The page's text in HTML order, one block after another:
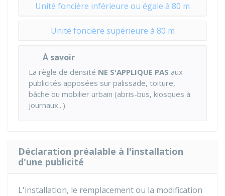
Unité foncière inférieure ou égale à 80 m
Unité foncière supérieure à 80 m
À savoir
La règle de densité NE S'APPLIQUE PAS aux
publicités apposées sur palissade, toiture,
bâche ou mobilier urbain (abris-bus, kiosques à
journaux...).
Déclaration préalable à l'installation
d'une publicité
L'installation, le remplacement ou la modification